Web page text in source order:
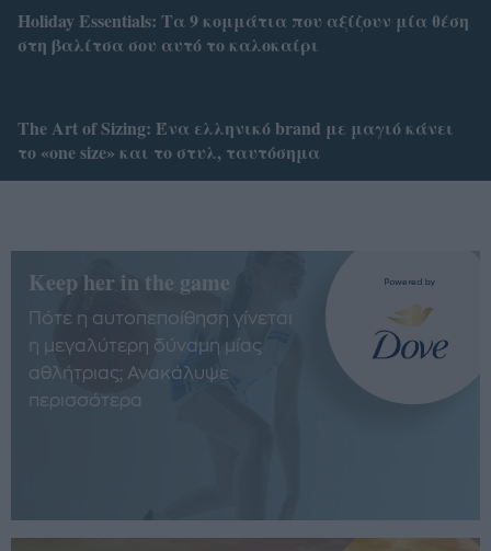
Holiday Essentials: Τα 9 κομμάτια που αξίζουν μία θέση
στη βαλίτσα σου αυτό το καλοκαίρι
Τhe Art of Sizing: Ένα ελληνικό brand με μαγιό κάνει
το «one size» και το στυλ, ταυτόσημα
Keep her in the game
Πότε η αυτοπεποίθηση γίνεται
η μεγαλύτερη δύναμη μίας
αθλήτριας; Ανακάλυψε
περισσότερα